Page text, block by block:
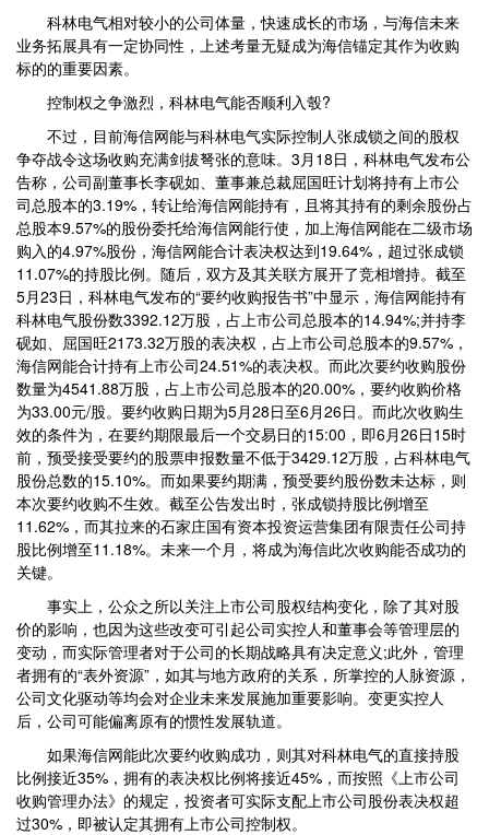
科林电气相对较小的公司体量，快速成长的市场，与海信未来
业务拓展具有一定协同性，上述考量无疑成为海信锚定其作为收购
标的的重要因素。
控制权之争激烈，科林电气能否顺利入彀?
不过，目前海信网能与科林电气实际控制人张成锁之间的股权
争夺战令这场收购充满剑拔弩张的意味。3月18日，科林电气发布公
告称，公司副董事长李砚如、董事兼总裁屈国旺计划将持有上市公
司总股本的3.19%，转让给海信网能持有，且将其持有的剩余股份占
总股本9.57%的股份委托给海信网能行使，加上海信网能在二级市场
购入的4.97%股份，海信网能合计表决权达到19.64%，超过张成锁
11.07%的持股比例。随后，双方及其关联方展开了竞相增持。截至
5月23日，科林电气发布的“要约收购报告书”中显示，海信网能持有
科林电气股份数3392.12万股，占上市公司总股本的14.94%;并持李
砚如、屈国旺2173.32万股的表决权，占上市公司总股本的9.57%，
海信网能合计持有上市公司24.51%的表决权。而此次要约收购股份
数量为4541.88万股，占上市公司总股本的20.00%，要约收购价格
为33.00元/股。要约收购日期为5月28日至6月26日。而此次收购生
效的条件为，在要约期限最后一个交易日的15:00，即6月26日15时
前，预受接受要约的股票申报数量不低于3429.12万股，占科林电气
股份总数的15.10%。而如果要约期满，预受要约股份数未达标，则
本次要约收购不生效。截至公告发出时，张成锁持股比例增至
11.62%，而其拉来的石家庄国有资本投资运营集团有限责任公司持
股比例增至11.18%。未来一个月，将成为海信此次收购能否成功的
关键。
事实上，公众之所以关注上市公司股权结构变化，除了其对股
价的影响，也因为这些改变可引起公司实控人和董事会等管理层的
变动，而实际管理者对于公司的长期战略具有决定意义;此外，管理
者拥有的“表外资源”，如其与地方政府的关系，所掌控的人脉资源，
公司文化驱动等均会对企业未来发展施加重要影响。变更实控人
后，公司可能偏离原有的惯性发展轨道。
如果海信网能此次要约收购成功，则其对科林电气的直接持股
比例接近35%，拥有的表决权比例将接近45%，而按照《上市公司
收购管理办法》的规定，投资者可实际支配上市公司股份表决权超
过30%，即被认定其拥有上市公司控制权。